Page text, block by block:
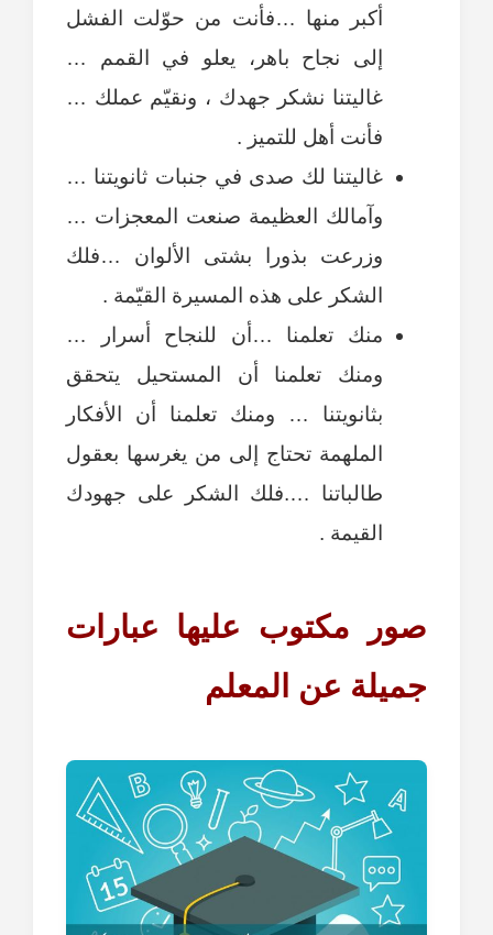
أكبر منها …فأنت من حوّلت الفشل
إلى نجاح باهر، يعلو في القمم …
غاليتنا نشكر جهدك ، ونقيّم عملك …
فأنت أهل للتميز .
غاليتنا لك صدى في جنبات ثانويتنا …
وآمالك العظيمة صنعت المعجزات …
وزرعت بذورا بشتى الألوان …فلك
الشكر على هذه المسيرة القيّمة .
منك تعلمنا …أن للنجاح أسرار …
ومنك تعلمنا أن المستحيل يتحقق
بثانويتنا … ومنك تعلمنا أن الأفكار
الملهمة تحتاج إلى من يغرسها بعقول
طالباتنا ….فلك الشكر على جهودك
القيمة .
صور مكتوب عليها عبارات
جميلة عن المعلم